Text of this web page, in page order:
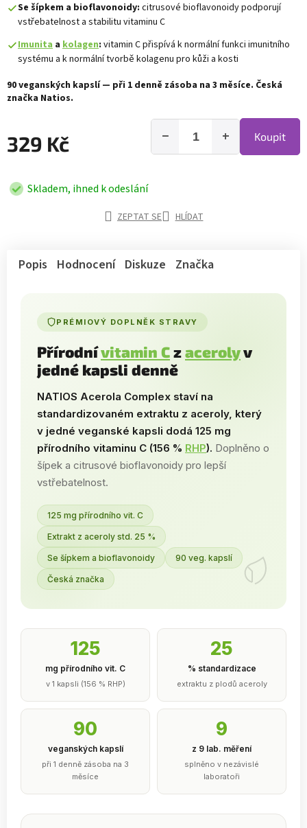
Se šípkem a bioflavonoidy: citrusové bioflavonoidy podporují
vstřebatelnost a stabilitu vitaminu C
Imunita a kolagen: vitamin C přispívá k normální funkci imunitního
systému a k normální tvorbě kolagenu pro kůži a kosti
90 veganských kapslí — při 1 denně zásoba na 3 měsíce. Česká
značka Natios.
329 Kč +
− Koupit
Skladem, ihned k odeslání
ZEPTAT SE HLÍDAT
Popis Hodnocení Diskuze Značka
PRÉMIOVÝ DOPLNĚK STRAVY
Přírodnívitamin Czacerolyv
jedné kapsli denně
NATIOS Acerola Complex staví na
standardizovaném extraktu z aceroly, který
v jedné veganské kapsli dodá 125 mg
přírodního vitaminu C (156 % RHP). Doplněno o
šípek a citrusové bioflavonoidy pro lepší
vstřebatelnost.
125 mg přírodního vit. C
Extrakt z aceroly std. 25 %
Se šípkem a bioflavonoidy 90 veg. kapslí
Česká značka
125
mg přírodního vit. C
v 1 kapsli (156 % RHP)
25
% standardizace
extraktu z plodů aceroly
90
veganských kapslí
při 1 denně zásoba na 3
měsíce
9
z 9 lab. měření
splněno v nezávislé
laboratoři